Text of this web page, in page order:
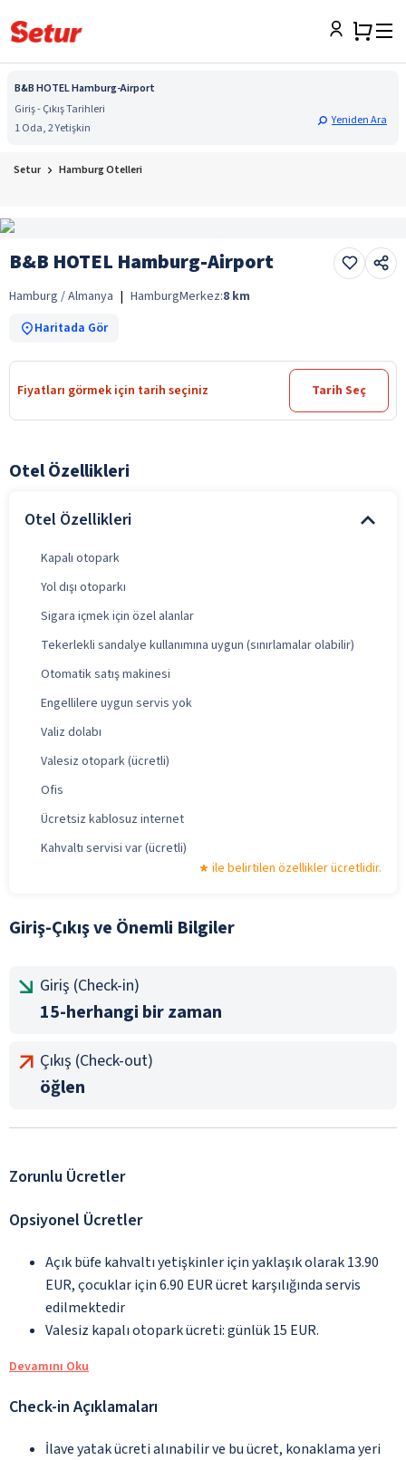
B&B HOTEL Hamburg-Airport
Giriş - Çıkış Tarihleri
1 Oda, 2 Yetişkin
Yeniden Ara
Setur Hamburg Otelleri
B&B HOTEL Hamburg-Airport
Hamburg / Almanya | HamburgMerkez:8 km
Haritada Gör
Fiyatları görmek için tarih seçiniz Tarih Seç
Otel Özellikleri
Otel Özellikleri
Kapalı otopark
Yol dışı otoparkı
Sigara içmek için özel alanlar
Tekerlekli sandalye kullanımına uygun (sınırlamalar olabilir)
Otomatik satış makinesi
Engellilere uygun servis yok
Valiz dolabı
Valesiz otopark (ücretli)
Ofis
Ücretsiz kablosuz internet
Kahvaltı servisi var (ücretli)
ile belirtilen özellikler ücretlidir.
Giriş-Çıkış ve Önemli Bilgiler
Giriş (Check-in)
15-herhangi bir zaman
Çıkış (Check-out)
öğlen
Zorunlu Ücretler
Opsiyonel Ücretler
Açık büfe kahvaltı yetişkinler için yaklaşık olarak 13.90
EUR, çocuklar için 6.90 EUR ücret karşılığında servis
edilmektedir
Valesiz kapalı otopark ücreti: günlük 15 EUR.
Devamını Oku
Check-in Açıklamaları
İlave yatak ücreti alınabilir ve bu ücret, konaklama yeri